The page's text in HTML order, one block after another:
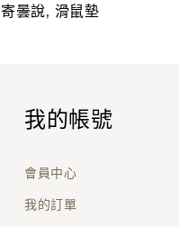
寄曇說, 滑鼠墊
我的帳號
會員中心
我的訂單